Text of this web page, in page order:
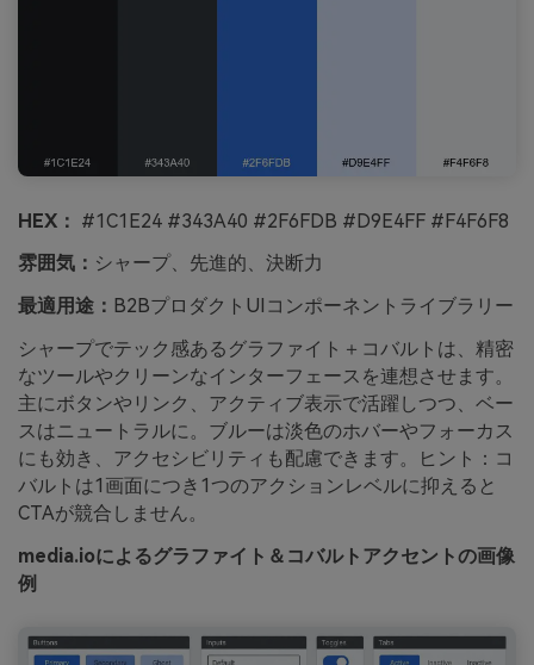
HEX： #1C1E24 #343A40 #2F6FDB #D9E4FF #F4F6F8
雰囲気： シャープ、先進的、決断力
最適用途： B2BプロダクトUIコンポーネントライブラリー
シャープでテック感あるグラファイト＋コバルトは、精密
なツールやクリーンなインターフェースを連想させます。
主にボタンやリンク、アクティブ表示で活躍しつつ、ベー
スはニュートラルに。ブルーは淡色のホバーやフォーカス
にも効き、アクセシビリティも配慮できます。ヒント：コ
バルトは1画面につき1つのアクションレベルに抑えると
CTAが競合しません。
media.ioによるグラファイト＆コバルトアクセントの画像
例